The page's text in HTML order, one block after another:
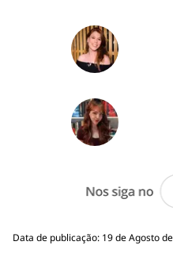
Data de publicação: 19 de Agosto